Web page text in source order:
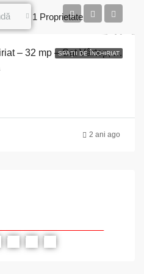
1 Proprietate
SPAȚII DE ÎNCHIRIAT
Spațiu comercial de închiriat – 32 mp – Sat Vârtop, Dolj
2 ani ago
A FOST ÎNCHIRIATĂ